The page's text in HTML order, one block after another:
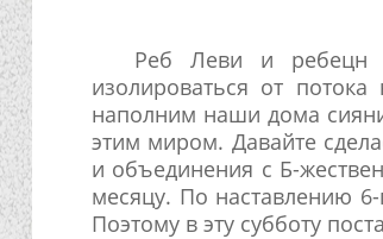
Реб Леви и ребецн
изолироваться от
наполним наши дома
этим миром. Давайте
и объединения с Б-
месяцу. По наставлению
Поэтому в эту субботу